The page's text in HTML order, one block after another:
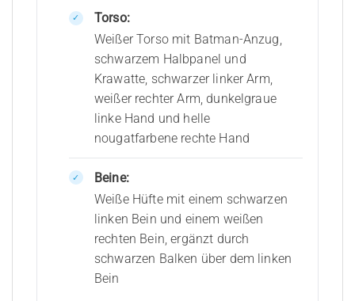
Torso:
Weißer Torso mit Batman-Anzug,
schwarzem Halbpanel und
Krawatte, schwarzer linker Arm,
weißer rechter Arm, dunkelgraue
linke Hand und helle
nougatfarbene rechte Hand
Beine:
Weiße Hüfte mit einem schwarzen
linken Bein und einem weißen
rechten Bein, ergänzt durch
schwarzen Balken über dem linken
Bein